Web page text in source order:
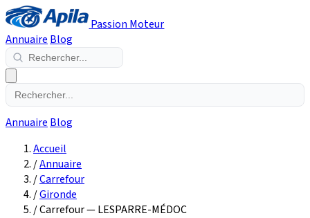
Passion Moteur
Annuaire Blog
Annuaire Blog
Accueil
/Annuaire
/Carrefour
/Gironde
/Carrefour — LESPARRE-MÉDOC